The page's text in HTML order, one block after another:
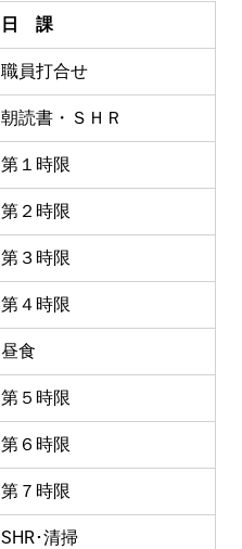
日 課
職員打合せ
朝読書・ＳＨＲ
第１時限
第２時限
第３時限
第４時限
昼食
第５時限
第６時限
第７時限
SHR･清掃